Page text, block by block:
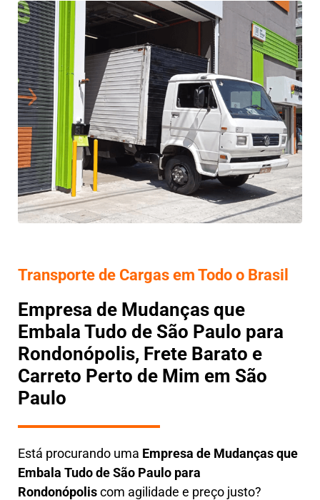
Transporte de Cargas em Todo o Brasil
Empresa de Mudanças que
Embala Tudo de São Paulo para
Rondonópolis, Frete Barato e
Carreto Perto de Mim em São
Paulo
Está procurando uma Empresa de Mudanças que
Embala Tudode São Paulo para
Rondonópoliscom agilidade e preço justo?